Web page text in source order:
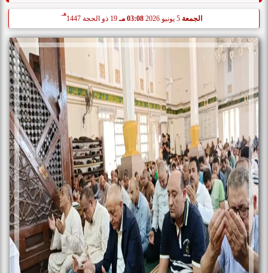
الجمعة 5 يونيو 2026 03:08 مـ 19 ذو الحجة 1447
هـ